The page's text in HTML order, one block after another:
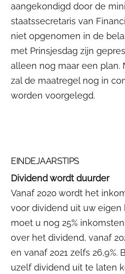
aangekondigd door de
staatssecretaris van
niet opgenomen in de
met Prinsjesdag zijn
alleen nog maar een plan.
zal de maatregel nog in
worden voorgelegd.
EINDEJAARSTIPS
Dividend wordt duurder
Vanaf 2020 wordt het
voor dividend uit uw eigen
moet u nog 25%
over het dividend, vanaf
en vanaf 2021 zelfs 26,9%.
uzelf dividend uit te laten